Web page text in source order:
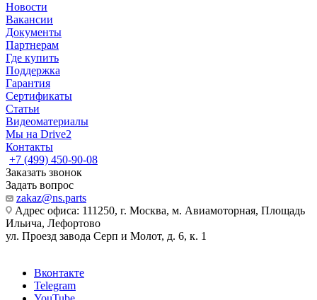
Новости
Вакансии
Документы
Партнерам
Где купить
Поддержка
Гарантия
Сертификаты
Статьи
Видеоматериалы
Мы на Drive2
Контакты
+7 (499) 450-90-08
Заказать звонок
Задать вопрос
zakaz@ns.parts
Адрес офиса: 111250, г. Москва, м. Авиамоторная, Площадь
Ильича, Лефортово
ул. Проезд завода Серп и Молот, д. 6, к. 1
Вконтакте
Telegram